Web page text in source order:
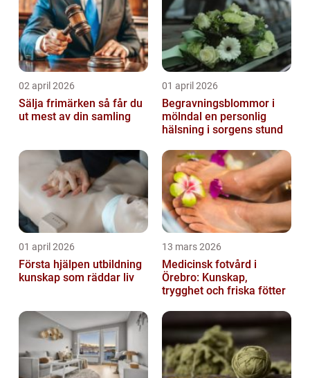
02 april 2026
Sälja frimärken så får du
ut mest av din samling
01 april 2026
Begravningsblommor i
mölndal en personlig
hälsning i sorgens stund
01 april 2026
Första hjälpen utbildning
kunskap som räddar liv
13 mars 2026
Medicinsk fotvård i
Örebro: Kunskap,
trygghet och friska fötter